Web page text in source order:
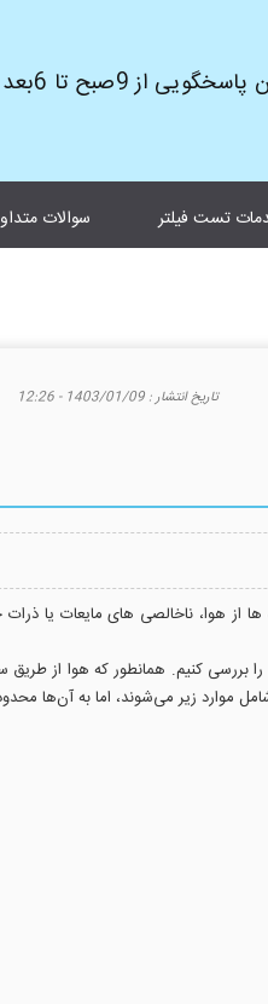
از 9صبح تا 6بعد از ظهر
تست فیلتر سوالات
تاريخ انتشار :1403/01/09 - 12:26
هوا، ناخالصی های مایعات یا ذرات
موارد زیر می‌شوند، اما به آن‌ها